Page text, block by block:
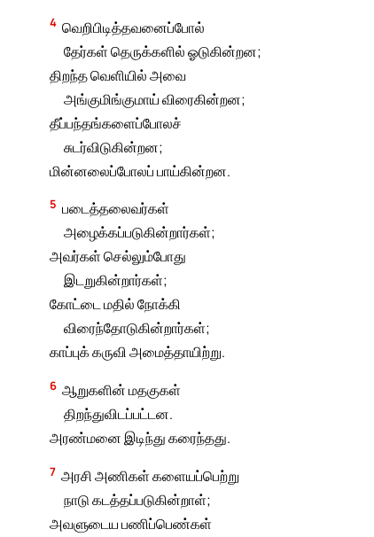
4 வெறிபிடித்தவனைப்போல்
தேர்கள் தெருக்களில் ஓடுகின்றன;
திறந்த வெளியில் அவை
அங்குமிங்குமாய் விரைகின்றன;
தீப்பந்தங்களைப்போலச்
சுடர்விடுகின்றன;
மின்னலைப்போலப் பாய்கின்றன.
5 படைத்தலைவர்கள்
அழைக்கப்படுகின்றார்கள்;
அவர்கள் செல்லும்போது
இடறுகின்றார்கள்;
கோட்டை மதில் நோக்கி
விரைந்தோடுகின்றார்கள்;
காப்புக் கருவி அமைத்தாயிற்று.
6 ஆறுகளின் மதகுகள்
திறந்துவிடப்பட்டன.
அரண்மனை இடிந்து கரைந்தது.
7 அரசி அணிகள் களையப்பெற்று
நாடு கடத்தப்படுகின்றாள்;
அவளுடைய பணிப்பெண்கள்